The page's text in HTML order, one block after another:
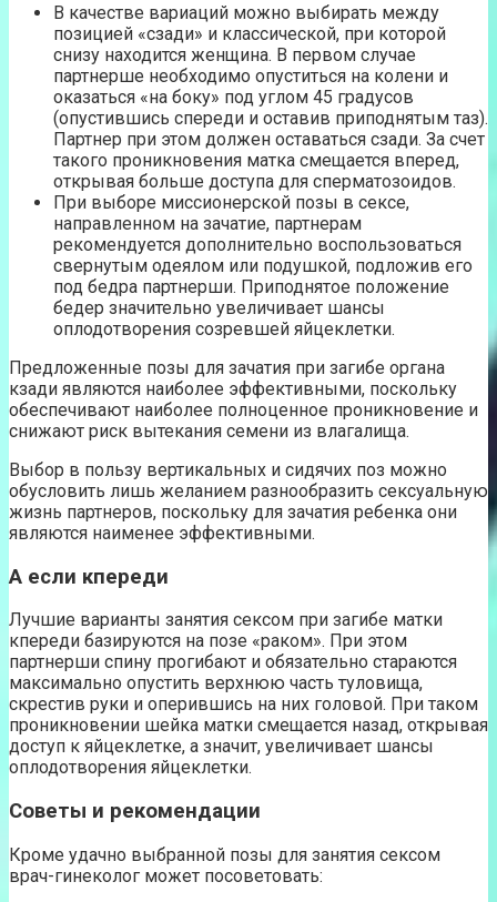
В качестве вариаций можно выбирать между
позицией «сзади» и классической, при которой
снизу находится женщина. В первом случае
партнерше необходимо опуститься на колени и
оказаться «на боку» под углом 45 градусов
(опустившись спереди и оставив приподнятым таз).
Партнер при этом должен оставаться сзади. За счет
такого проникновения матка смещается вперед,
открывая больше доступа для сперматозоидов.
При выборе миссионерской позы в сексе,
направленном на зачатие, партнерам
рекомендуется дополнительно воспользоваться
свернутым одеялом или подушкой, подложив его
под бедра партнерши. Приподнятое положение
бедер значительно увеличивает шансы
оплодотворения созревшей яйцеклетки.
Предложенные позы для зачатия при загибе органа
кзади являются наиболее эффективными, поскольку
обеспечивают наиболее полноценное проникновение и
снижают риск вытекания семени из влагалища.
Выбор в пользу вертикальных и сидячих поз можно
обусловить лишь желанием разнообразить сексуальную
жизнь партнеров, поскольку для зачатия ребенка они
являются наименее эффективными.
А если кпереди
Лучшие варианты занятия сексом при загибе матки
кпереди базируются на позе «раком». При этом
партнерши спину прогибают и обязательно стараются
максимально опустить верхнюю часть туловища,
скрестив руки и оперившись на них головой. При таком
проникновении шейка матки смещается назад, открывая
доступ к яйцеклетке, а значит, увеличивает шансы
оплодотворения яйцеклетки.
Советы и рекомендации
Кроме удачно выбранной позы для занятия сексом
врач-гинеколог может посоветовать: